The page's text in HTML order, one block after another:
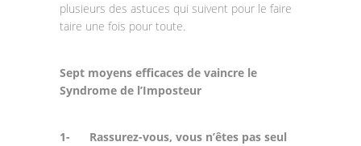
plusieurs des astuces qui suivent pour le faire
taire une fois pour toute.
Sept moyens efficaces de vaincre le
Syndrome de l’Imposteur
1-
Rassurez-vous, vous n’êtes pas seul